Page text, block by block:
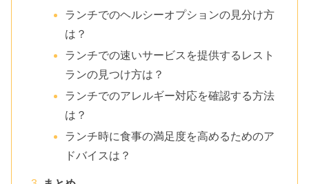
ランチでのヘルシーオプションの見分け方
は？
ランチでの速いサービスを提供するレスト
ランの見つけ方は？
ランチでのアレルギー対応を確認する方法
は？
ランチ時に食事の満足度を高めるためのア
ドバイスは？